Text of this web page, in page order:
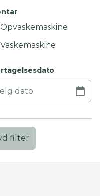
Opvaskemaskine
Vaskemaskine
filter